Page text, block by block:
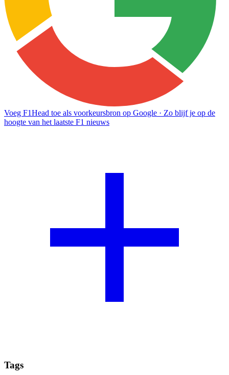
Voeg F1Head toe als voorkeursbron op Google · Zo blijf je op de
hoogte van het laatste F1 nieuws
Tags